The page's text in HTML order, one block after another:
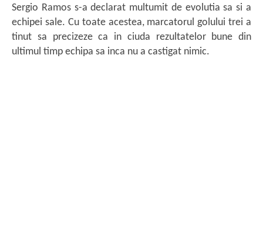
Sergio Ramos s-a declarat multumit de evolutia sa si a
echipei sale. Cu toate acestea, marcatorul golului trei a
tinut sa precizeze ca in ciuda rezultatelor bune din
ultimul timp echipa sa inca nu a castigat nimic.